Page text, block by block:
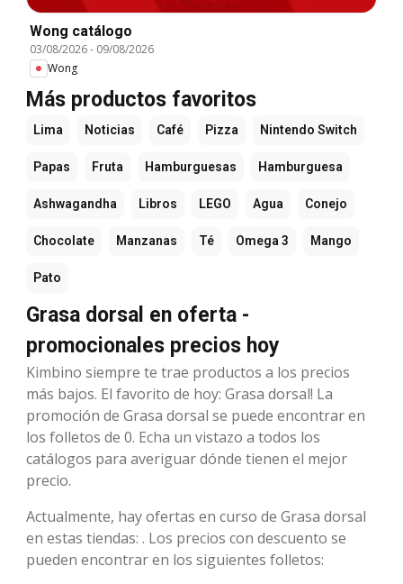
Wong catálogo
03/08/2026- 09/08/2026
Wong
Más productos favoritos
Lima Noticias Café Pizza Nintendo Switch
Papas Fruta Hamburguesas Hamburguesa
Ashwagandha Libros LEGO Agua Conejo
Chocolate Manzanas Té Omega 3 Mango
Pato
Grasa dorsal en oferta -
promocionales precios hoy
Kimbino siempre te trae productos a los precios
más bajos. El favorito de hoy: Grasa dorsal! La
promoción de Grasa dorsal se puede encontrar en
los folletos de 0. Echa un vistazo a todos los
catálogos para averiguar dónde tienen el mejor
precio.
Actualmente, hay ofertas en curso de Grasa dorsal
en estas tiendas: . Los precios con descuento se
pueden encontrar en los siguientes folletos: